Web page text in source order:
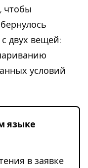
чтобы
двух вещей:
условий
языке
в заявке